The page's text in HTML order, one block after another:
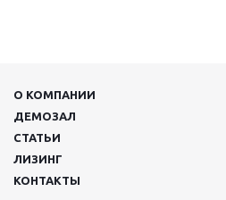
О КОМПАНИИ
ДЕМОЗАЛ
СТАТЬИ
ЛИЗИНГ
КОНТАКТЫ